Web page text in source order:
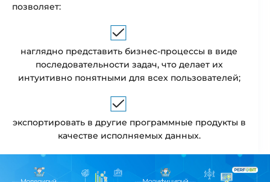
позволяет:
наглядно представить бизнес-процессы в виде
последовательности задач, что делает их
интуитивно понятными для всех пользователей;
экспортировать в другие программные продукты в
качестве исполняемых данных.